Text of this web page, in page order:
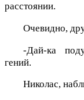
расстоянии.
Очевидно,
-Дай-ка
гений.
Николас,